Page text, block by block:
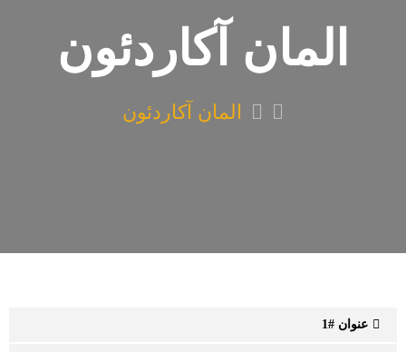
المان آکاردئون
المان آکاردئون
عنوان #1